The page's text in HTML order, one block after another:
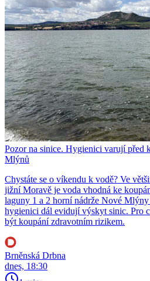
Pozor na sinice. Hygienici varují před
Mlýnů
Chystáte se o víkendu k vodě? Ve
jižní Moravě je voda vhodná ke
laguny 1 a 2 horní nádrže Nové
hygienici dál evidují výskyt sinic. Pro
být koupání zdravotním rizikem.
Brněnská Drbna
dnes, 18:30